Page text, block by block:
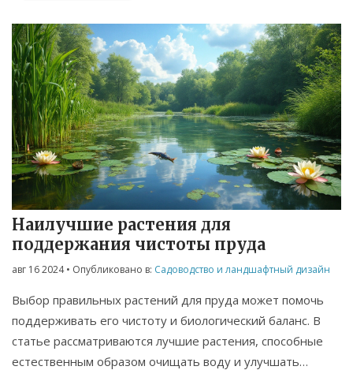
Наилучшие растения для
поддержания чистоты пруда
авг 16 2024• Опубликовано в: Садоводство и ландшафтный дизайн
Выбор правильных растений для пруда может помочь
поддерживать его чистоту и биологический баланс. В
статье рассматриваются лучшие растения, способные
естественным образом очищать воду и улучшать